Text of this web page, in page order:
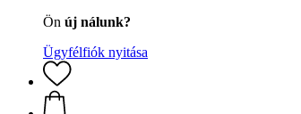
Ön új nálunk?
Ügyfélfiók nyitása